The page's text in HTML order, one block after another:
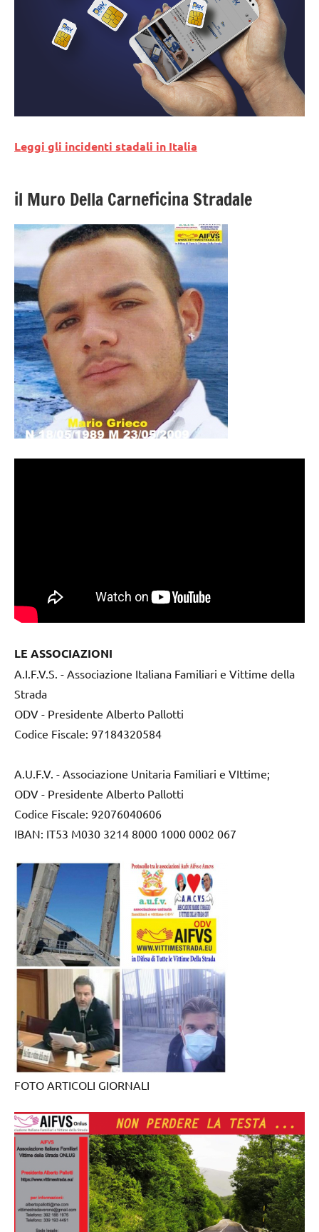
Leggi gli incidenti stadali in Italia
il Muro Della Carneficina Stradale
LE ASSOCIAZIONI
A.I.F.V.S. - Associazione Italiana Familiari e Vittime della
Strada
ODV - Presidente Alberto Pallotti
Codice Fiscale: 97184320584
A.U.F.V. - Associazione Unitaria Familiari e VIttime;
ODV - Presidente Alberto Pallotti
Codice Fiscale: 92076040606
IBAN: IT53 M030 3214 8000 1000 0002 067
FOTO ARTICOLI GIORNALI